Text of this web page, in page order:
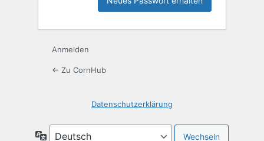
Anmelden
← Zu CornHub
Datenschutzerklärung
Sprache